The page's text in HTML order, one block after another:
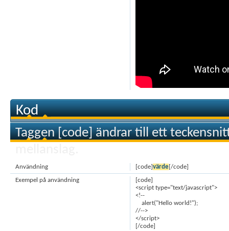
Kod
Taggen [code] ändrar till ett
[code]värde[/code]
Användning
[code]
<script type="text/javascript">
<!--
alert("Hello world!");
//-->
</script>
[/code]
Exempel på användning